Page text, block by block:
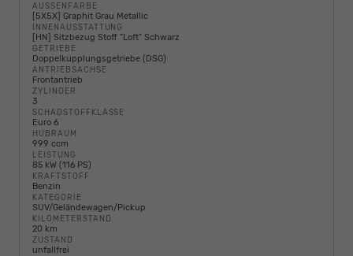
AUSSENFARBE
[5X5X] Graphit Grau Metallic
INNENAUSSTATTUNG
[HN] Sitzbezug Stoff "Loft" Schwarz
GETRIEBE
Doppelkupplungsgetriebe (DSG)
ANTRIEBSACHSE
Frontantrieb
ZYLINDER
3
SCHADSTOFFKLASSE
Euro 6
HUBRAUM
999 ccm
LEISTUNG
85 kW (116 PS)
KRAFTSTOFF
Benzin
KATEGORIE
SUV/Geländewagen/Pickup
KILOMETERSTAND
20 km
ZUSTAND
unfallfrei